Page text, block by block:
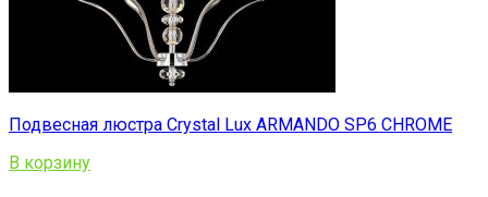
Подвесная люстра Crystal Lux ARMANDO SP6 CHROME
В корзину